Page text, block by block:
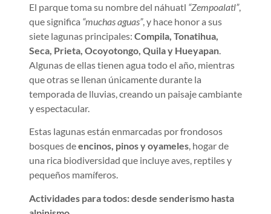
El parque toma su nombre del náhuatl “Zempoalatl”,
que significa “muchas aguas”, y hace honor a sus
siete lagunas principales: Compila, Tonatihua,
Seca, Prieta, Ocoyotongo, Quila y Hueyapan.
Algunas de ellas tienen agua todo el año, mientras
que otras se llenan únicamente durante la
temporada de lluvias, creando un paisaje cambiante
y espectacular.
Estas lagunas están enmarcadas por frondosos
bosques deencinos, pinos y oyameles, hogar de
una rica biodiversidad que incluye aves, reptiles y
pequeños mamíferos.
Actividades para todos: desde senderismo hasta